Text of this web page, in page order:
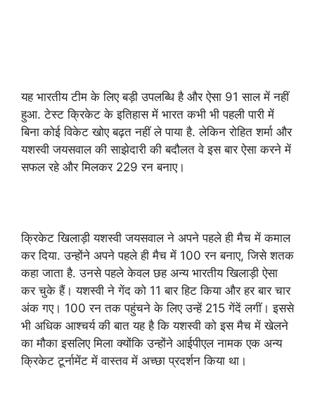
यह भारतीय टीम के लिए बड़ी उपलब्धि है और ऐसा 91 साल में नहीं
हुआ. टेस्ट क्रिकेट के इतिहास में भारत कभी भी पहली पारी में
बिना कोई विकेट खोए बढ़त नहीं ले पाया है. लेकिन रोहित शर्मा और
यशस्वी जयसवाल की साझेदारी की बदौलत वे इस बार ऐसा करने में
सफल रहे और मिलकर 229 रन बनाए।
क्रिकेट खिलाड़ी यशस्वी जयसवाल ने अपने पहले ही मैच में कमाल
कर दिया. उन्होंने अपने पहले ही मैच में 100 रन बनाए, जिसे शतक
कहा जाता है. उनसे पहले केवल छह अन्य भारतीय खिलाड़ी ऐसा
कर चुके हैं। यशस्वी ने गेंद को 11 बार हिट किया और हर बार चार
अंक गए। 100 रन तक पहुंचने के लिए उन्हें 215 गेंदें लगीं। इससे
भी अधिक आश्चर्य की बात यह है कि यशस्वी को इस मैच में खेलने
का मौका इसलिए मिला क्योंकि उन्होंने आईपीएल नामक एक अन्य
क्रिकेट टूर्नामेंट में वास्तव में अच्छा प्रदर्शन किया था।